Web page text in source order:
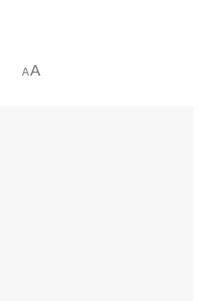
AA